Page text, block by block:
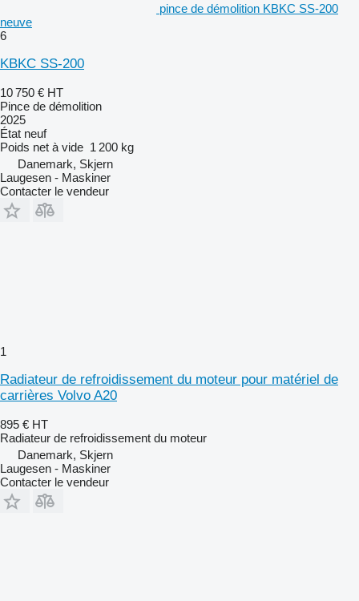
pince de démolition KBKC SS-200
neuve
6
KBKC SS-200
10 750 € HT
Pince de démolition
2025
État neuf
Poids net à vide 1 200 kg
Danemark, Skjern
Laugesen - Maskiner
Contacter le vendeur
1
Radiateur de refroidissement du moteur pour matériel de
carrières Volvo A20
895 € HT
Radiateur de refroidissement du moteur
Danemark, Skjern
Laugesen - Maskiner
Contacter le vendeur